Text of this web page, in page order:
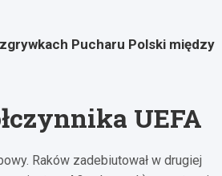
Pucharu Polski między
UEFA
Raków zadebiutował w drugiej